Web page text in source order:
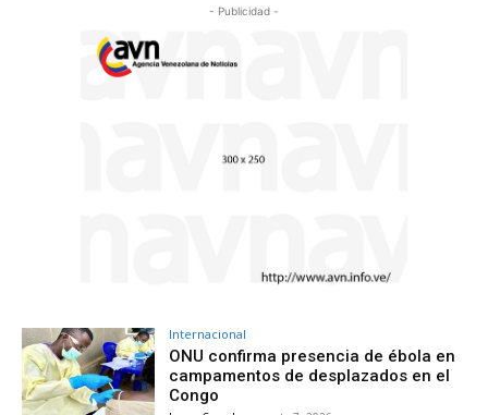
- Publicidad -
Internacional
ONU confirma presencia de ébola en
campamentos de desplazados en el
Congo